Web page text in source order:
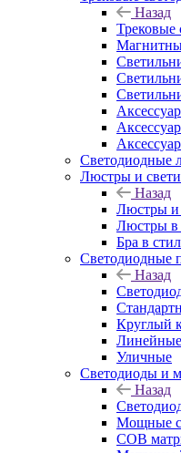
Назад
Трековые
Светодиодные
Люстры и
Назад
Люстры и
Люстры в
Бра в
Светодиодные
Назад
Круглый
Уличные
Светодиоды и
Назад
Мощные
COB